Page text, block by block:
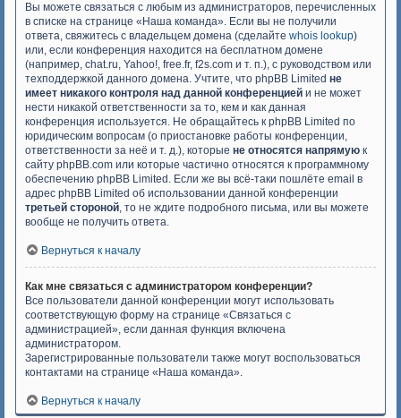
Вы можете связаться с любым из администраторов, перечисленных
в списке на странице «Наша команда». Если вы не получили
ответа, свяжитесь с владельцем домена (сделайте whois lookup)
или, если конференция находится на бесплатном домене
(например, chat.ru, Yahoo!, free.fr, f2s.com и т. п.), с руководством или
техподдержкой данного домена. Учтите, что phpBB Limited не
имеет никакого контроля над данной конференцией и не может
нести никакой ответственности за то, кем и как данная
конференция используется. Не обращайтесь к phpBB Limited по
юридическим вопросам (о приостановке работы конференции,
ответственности за неё и т. д.), которые не относятся напрямую к
сайту phpBB.com или которые частично относятся к программному
обеспечению phpBB Limited. Если же вы всё-таки пошлёте email в
адрес phpBB Limited об использовании данной конференции
третьей стороной, то не ждите подробного письма, или вы можете
вообще не получить ответа.
Вернуться к началу
Как мне связаться с администратором конференции?
Все пользователи данной конференции могут использовать
соответствующую форму на странице «Связаться с
администрацией», если данная функция включена
администратором.
Зарегистрированные пользователи также могут воспользоваться
контактами на странице «Наша команда».
Вернуться к началу